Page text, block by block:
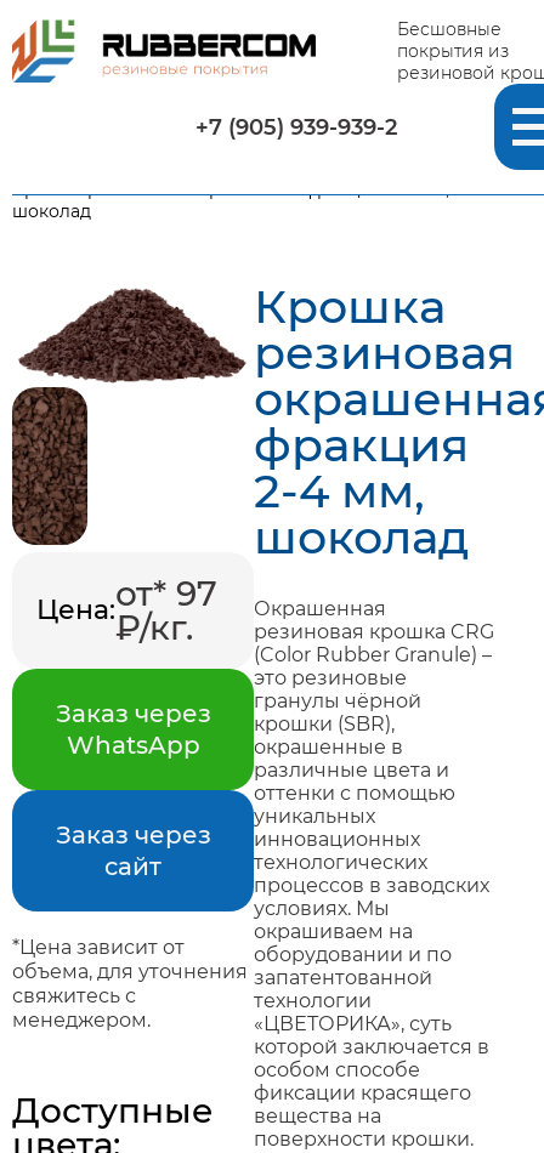
Бесшовные
покрытия из
резиновой
+7 (905) 939-939-2
-
Крошка резиновая окрашенная фракция 2-4 мм,
шоколад
Цена:от* 97
₽/кг.
Заказ через
WhatsApp
Заказ через
сайт
*Цена зависит от
объема, для уточнения
свяжитесь с
менеджером.
Доступные
цвета:
Крошка
резиновая
фракция
2-4 мм,
шоколад
Окрашенная
резиновая крошка CRG
(Color Rubber Granule) –
это резиновые
гранулы чёрной
крошки (SBR),
окрашенные в
различные цвета и
оттенки с помощью
уникальных
инновационных
технологических
процессов в заводских
условиях. Мы
окрашиваем на
оборудовании и по
запатентованной
технологии
«ЦВЕТОРИКА», суть
которой заключается в
особом способе
фиксации красящего
вещества на
поверхности крошки.